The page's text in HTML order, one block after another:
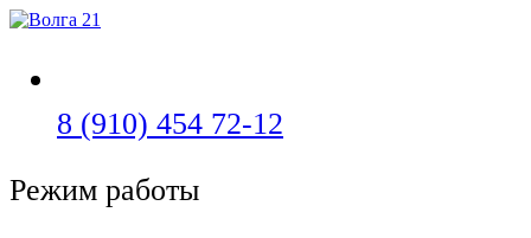
Перейти
8 (910) 454 72-12
Режим работы